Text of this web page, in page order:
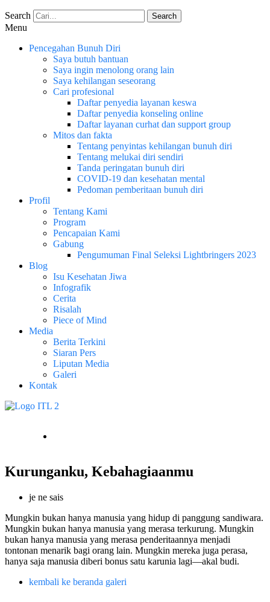
Search Search
Menu
Pencegahan Bunuh Diri
Saya butuh bantuan
Saya ingin menolong orang lain
Saya kehilangan seseorang
Cari profesional
Daftar penyedia layanan keswa
Daftar penyedia konseling online
Daftar layanan curhat dan support group
Mitos dan fakta
Tentang penyintas kehilangan bunuh diri
Tentang melukai diri sendiri
Tanda peringatan bunuh diri
COVID-19 dan kesehatan mental
Pedoman pemberitaan bunuh diri
Profil
Tentang Kami
Program
Pencapaian Kami
Gabung
Pengumuman Final Seleksi Lightbringers 2023
Blog
Isu Kesehatan Jiwa
Infografik
Cerita
Risalah
Piece of Mind
Media
Berita Terkini
Siaran Pers
Liputan Media
Galeri
Kontak
Kurunganku, Kebahagiaanmu
je ne sais
Mungkin bukan hanya manusia yang hidup di panggung sandiwara.
Mungkin bukan hanya manusia yang merasa terkurung. Mungkin
bukan hanya manusia yang merasa penderitaannya menjadi
tontonan menarik bagi orang lain. Mungkin mereka juga perasa,
hanya saja manusia diberi bonus satu karunia lagi—akal budi.
kembali ke beranda galeri